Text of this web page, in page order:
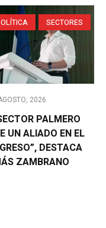
SECTORES
2026
PALMERO
UN ALIADO EN EL
DESTACA
ZAMBRANO